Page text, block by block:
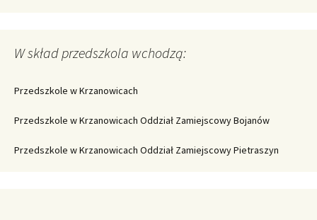
W skład przedszkola wchodzą:
Przedszkole w Krzanowicach
Przedszkole w Krzanowicach Oddział Zamiejscowy Bojanów
Przedszkole w Krzanowicach Oddział Zamiejscowy Pietraszyn